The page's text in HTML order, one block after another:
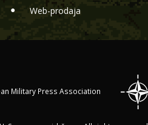
Web-prodaja
Military Press Association